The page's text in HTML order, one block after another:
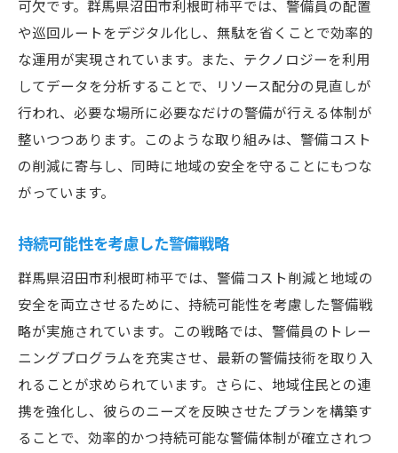
可欠です。群馬県沼田市利根町柿平では、警備員の配置
や巡回ルートをデジタル化し、無駄を省くことで効率的
な運用が実現されています。また、テクノロジーを利用
してデータを分析することで、リソース配分の見直しが
行われ、必要な場所に必要なだけの警備が行える体制が
整いつつあります。このような取り組みは、警備コスト
の削減に寄与し、同時に地域の安全を守ることにもつな
がっています。
持続可能性を考慮した警備戦略
群馬県沼田市利根町柿平では、警備コスト削減と地域の
安全を両立させるために、持続可能性を考慮した警備戦
略が実施されています。この戦略では、警備員のトレー
ニングプログラムを充実させ、最新の警備技術を取り入
れることが求められています。さらに、地域住民との連
携を強化し、彼らのニーズを反映させたプランを構築す
ることで、効率的かつ持続可能な警備体制が確立されつ